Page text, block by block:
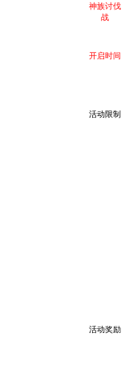
神族讨伐
战
开启时间
活动限制
活动奖励